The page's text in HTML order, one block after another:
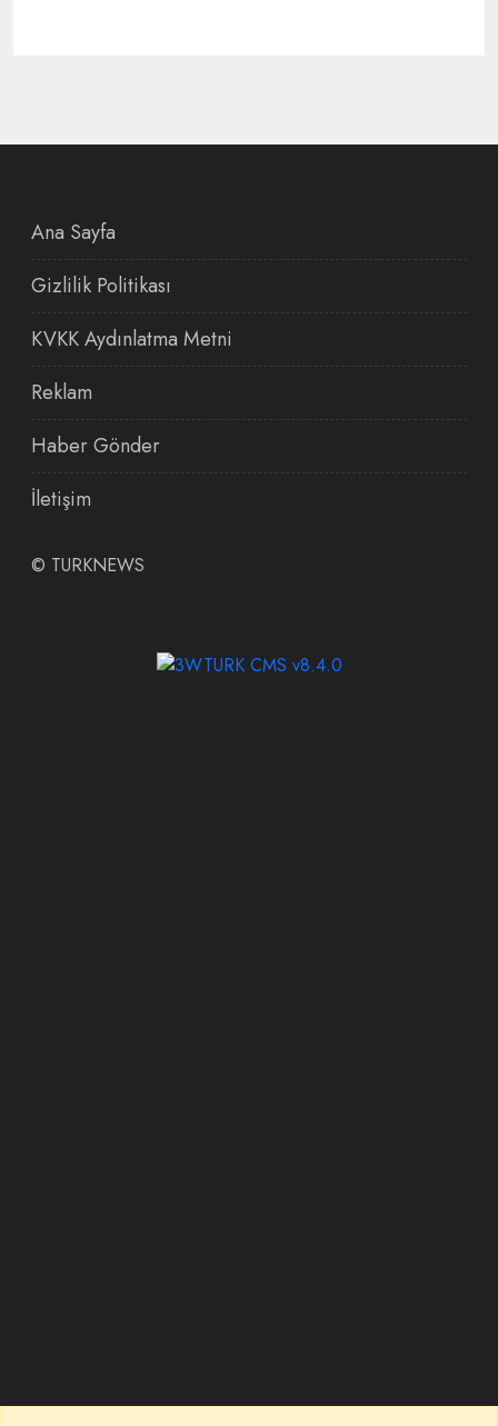
Ana Sayfa
Gizlilik Politikası
KVKK Aydınlatma Metni
Reklam
Haber Gönder
İletişim
© TURKNEWS